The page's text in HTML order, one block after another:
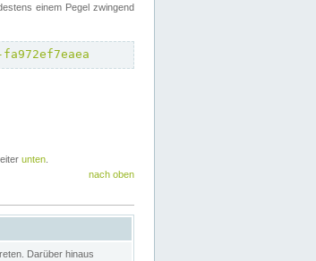
einem Pegel zwingend
unten
nach oben
Darüber hinaus